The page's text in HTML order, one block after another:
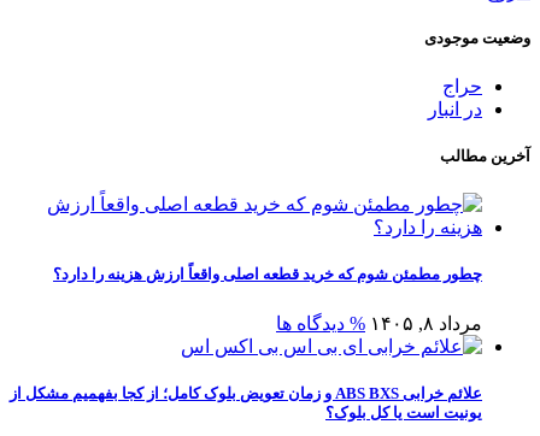
وضعیت موجودی
حراج
در انبار
آخرین مطالب
چطور مطمئن شوم که خرید قطعه اصلی واقعاً ارزش هزینه را دارد؟
مرداد ۸, ۱۴۰۵ % دیدگاه ها
علائم خرابی ABS BXS و زمان تعویض بلوک کامل؛ از کجا بفهمیم مشکل از
یونیت است یا کل بلوک؟